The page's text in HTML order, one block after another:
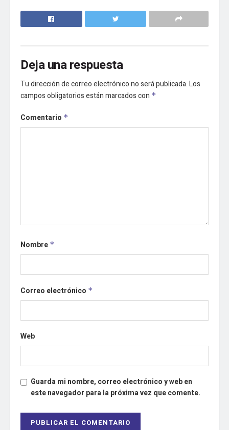
Deja una respuesta
Tu dirección de correo electrónico no será publicada.Los
campos obligatorios están marcados con *
Comentario *
Nombre *
Correo electrónico *
Web
Guarda mi nombre, correo electrónico y web en
este navegador para la próxima vez que comente.